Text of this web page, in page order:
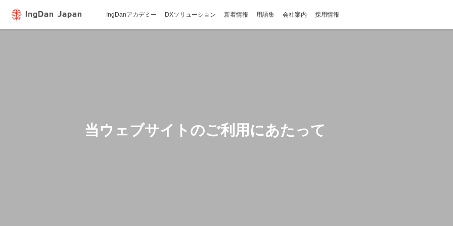
IngDanアカデミー DXソリューション 新着情報 用語集 会社案内 採用情報
当ウェブサイトのご利用にあたって